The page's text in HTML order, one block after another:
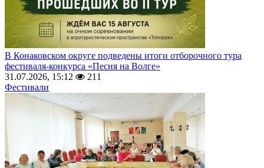
В Конаковском округе подведены итоги отборочного тура
фестиваля-конкурса «Песня на Волге»
31.07.2026, 15:12
211
Фестивали